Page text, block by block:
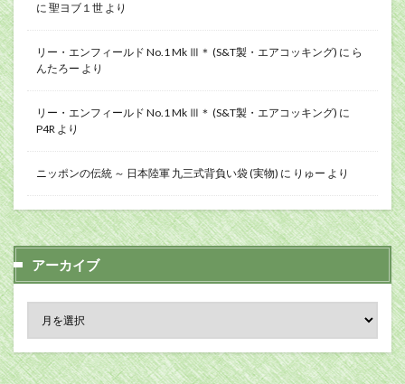
に 聖ヨブ１世 より
リー・エンフィールド No.1 Mk Ⅲ＊ (S&T製・エアコッキング) に ら
んたろー より
リー・エンフィールド No.1 Mk Ⅲ＊ (S&T製・エアコッキング) に
P4R より
ニッポンの伝統 ～ 日本陸軍 九三式背負い袋 (実物) に りゅー より
アーカイブ